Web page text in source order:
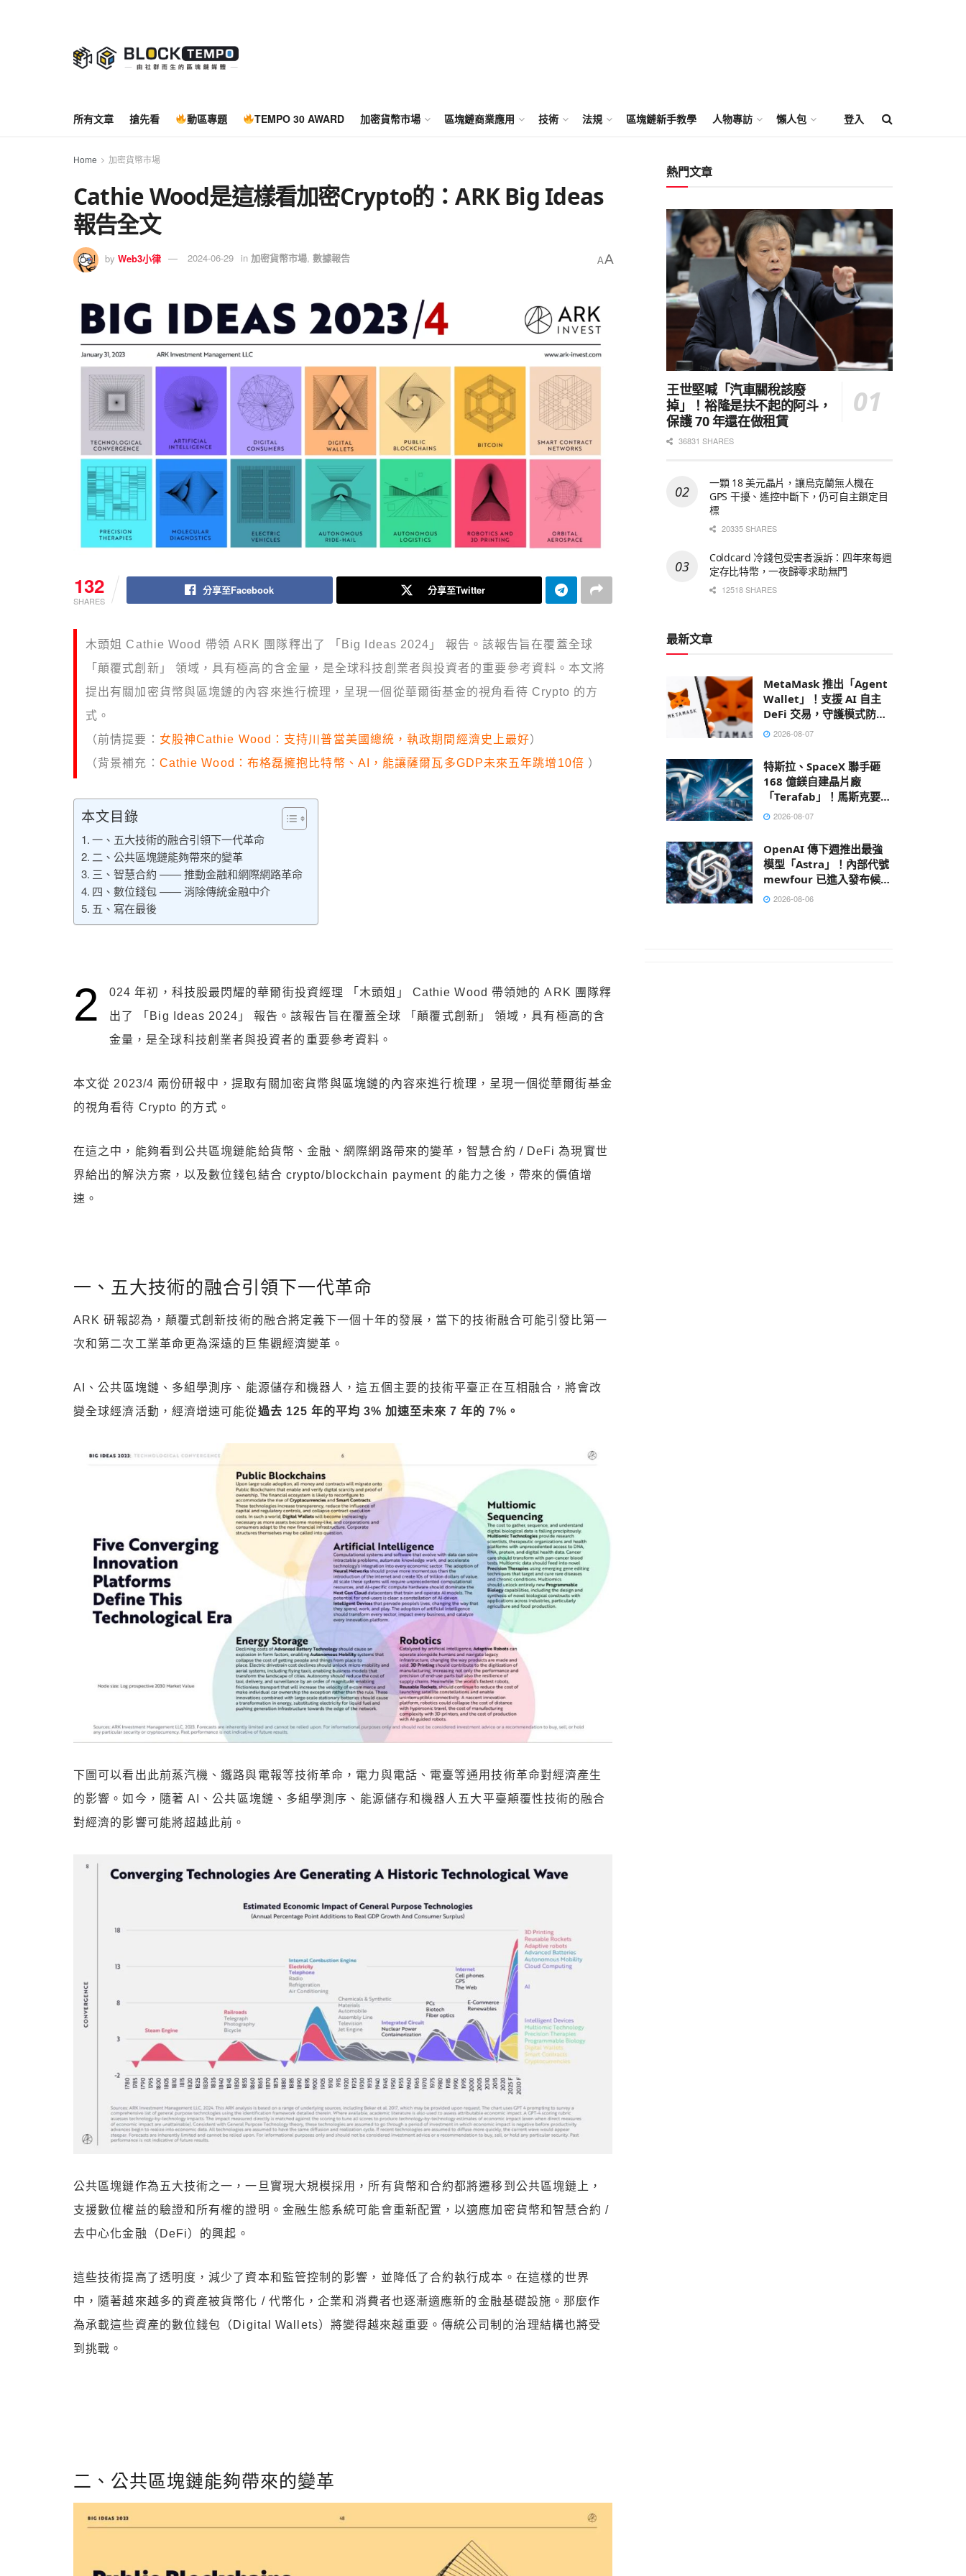
所有文章 搶先看 動區專題 TEMPO 30 AWARD 加密貨幣市場 區塊鏈商業應用 技術 法規 區塊鏈新手教學 人物專訪 懶人包 登入
Home 加密貨幣市場
Cathie Wood是這樣看加密Crypto的：ARK Big Ideas
報告全文
by Web3小律 2024-06-29 in 加密貨幣市場, 數據報告 AA
132
SHARES
分享至Facebook 分享至Twitter
木頭姐 Cathie Wood 帶領 ARK 團隊釋出了 「Big Ideas 2024」 報告。該報告旨在覆蓋全球
「顛覆式創新」 領域，具有極高的含金量，是全球科技創業者與投資者的重要參考資料。本文將
提出有關加密貨幣與區塊鏈的內容來進行梳理，呈現一個從華爾街基金的視角看待 Crypto 的方
式。
（前情提要： 女股神Cathie Wood：支持川普當美國總統，執政期間經濟史上最好）
（背景補充： Cathie Wood：布格磊擁抱比特幣、AI，能讓薩爾瓦多GDP未來五年跳增10倍 ）
本文目錄
一、五大技術的融合引領下一代革命
二、公共區塊鏈能夠帶來的變革
三、智慧合約 —— 推動金融和網際網路革命
四、數位錢包 —— 消除傳統金融中介
五、寫在最後
2
024 年初，科技股最閃耀的華爾街投資經理 「木頭姐」 Cathie Wood 帶領她的 ARK 團隊釋
出了 「Big Ideas 2024」 報告。該報告旨在覆蓋全球 「顛覆式創新」 領域，具有極高的含
金量，是全球科技創業者與投資者的重要參考資料。
本文從 2023/4 兩份研報中，提取有關加密貨幣與區塊鏈的內容來進行梳理，呈現一個從華爾街基金
的視角看待 Crypto 的方式。
在這之中，能夠看到公共區塊鏈能給貨幣、金融、網際網路帶來的變革，智慧合約 / DeFi 為現實世
界給出的解決方案，以及數位錢包結合 crypto/blockchain payment 的能力之後，帶來的價值增
速。
一、五大技術的融合引領下一代革命
ARK 研報認為，顛覆式創新技術的融合將定義下一個十年的發展，當下的技術融合可能引發比第一
次和第二次工業革命更為深遠的巨集觀經濟變革。
AI、公共區塊鏈、多組學測序、能源儲存和機器人，這五個主要的技術平臺正在互相融合，將會改
變全球經濟活動，經濟增速可能從過去 125 年的平均 3% 加速至未來 7 年的 7%。
下圖可以看出此前蒸汽機、鐵路與電報等技術革命，電力與電話、電臺等通用技術革命對經濟產生
的影響。如今，隨著 AI、公共區塊鏈、多組學測序、能源儲存和機器人五大平臺顛覆性技術的融合
對經濟的影響可能將超越此前。
公共區塊鏈作為五大技術之一，一旦實現大規模採用，所有貨幣和合約都將遷移到公共區塊鏈上，
支援數位權益的驗證和所有權的證明。金融生態系統可能會重新配置，以適應加密貨幣和智慧合約 /
去中心化金融（DeFi）的興起。
這些技術提高了透明度，減少了資本和監管控制的影響，並降低了合約執行成本。在這樣的世界
中，隨著越來越多的資產被貨幣化 / 代幣化，企業和消費者也逐漸適應新的金融基礎設施。那麼作
為承載這些資產的數位錢包（Digital Wallets）將變得越來越重要。傳統公司制的治理結構也將受
到挑戰。
二、公共區塊鏈能夠帶來的變革
熱門文章
王世堅喊「汽車關稅該廢
掉」！裕隆是扶不起的阿斗，
保護 70 年還在做租賃
36831 SHARES
一顆 18 美元晶片，讓烏克蘭無人機在
GPS 干擾、遙控中斷下，仍可自主鎖定目
標
20335 SHARES
Coldcard 冷錢包受害者淚訴：四年來每週
定存比特幣，一夜歸零求助無門
12518 SHARES
最新文章
MetaMask 推出「Agent
Wallet」！支援 AI 自主
DeFi 交易，守護模式防禦
鏈上風險
2026-08-07
特斯拉、SpaceX 聯手砸
168 億鎂自建晶片廠
「Terafab」！馬斯克要打
造地表最大建築
2026-08-07
OpenAI 傳下週推出最強
模型「Astra」！內部代號
mewfour 已進入發布候選
階段2026-08-06